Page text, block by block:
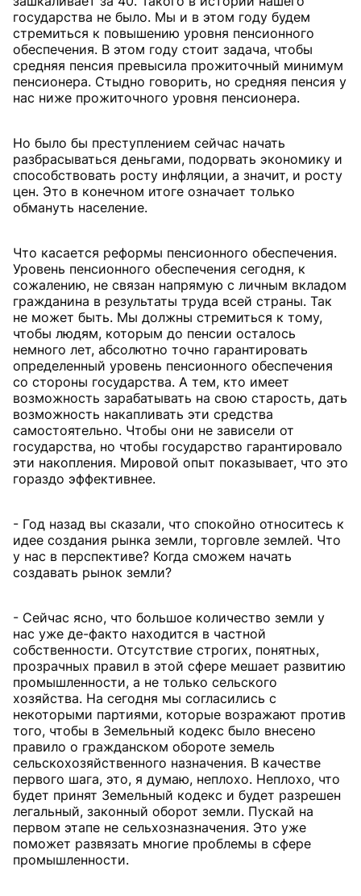
государства не было. Мы и в этом году будем
стремиться к повышению уровня пенсионного
обеспечения. В этом году стоит задача, чтобы
средняя пенсия превысила прожиточный минимум
пенсионера. Стыдно говорить, но средняя пенсия у
нас ниже прожиточного уровня пенсионера.
Но было бы преступлением сейчас начать
разбрасываться деньгами, подорвать экономику и
способствовать росту инфляции, а значит, и росту
цен. Это в конечном итоге означает только
обмануть население.
Что касается реформы пенсионного обеспечения.
Уровень пенсионного обеспечения сегодня, к
сожалению, не связан напрямую с личным вкладом
гражданина в результаты труда всей страны. Так
не может быть. Мы должны стремиться к тому,
чтобы людям, которым до пенсии осталось
немного лет, абсолютно точно гарантировать
определенный уровень пенсионного обеспечения
со стороны государства. А тем, кто имеет
возможность зарабатывать на свою старость, дать
возможность накапливать эти средства
самостоятельно. Чтобы они не зависели от
государства, но чтобы государство гарантировало
эти накопления. Мировой опыт показывает, что это
гораздо эффективнее.
- Год назад вы сказали, что спокойно относитесь к
идее создания рынка земли, торговле землей. Что
у нас в перспективе? Когда сможем начать
создавать рынок земли?
- Сейчас ясно, что большое количество земли у
нас уже де-факто находится в частной
собственности. Отсутствие строгих, понятных,
прозрачных правил в этой сфере мешает развитию
промышленности, а не только сельского
хозяйства. На сегодня мы согласились с
некоторыми партиями, которые возражают против
того, чтобы в Земельный кодекс было внесено
правило о гражданском обороте земель
сельскохозяйственного назначения. В качестве
первого шага, это, я думаю, неплохо. Неплохо, что
будет принят Земельный кодекс и будет разрешен
легальный, законный оборот земли. Пускай на
первом этапе не сельхозназначения. Это уже
поможет развязать многие проблемы в сфере
промышленности.